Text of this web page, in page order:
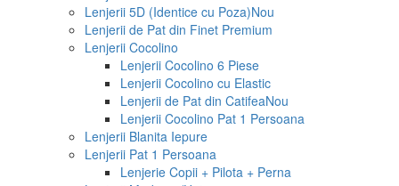
Lenjerii 5D (Identice cu Poza)Nou
Lenjerii de Pat din Finet Premium
Lenjerii Cocolino
Lenjerii Cocolino 6 Piese
Lenjerii Cocolino cu Elastic
Lenjerii de Pat din CatifeaNou
Lenjerii Cocolino Pat 1 Persoana
Lenjerii Blanita Iepure
Lenjerii Pat 1 Persoana
Lenjerie Copii + Pilota + Perna